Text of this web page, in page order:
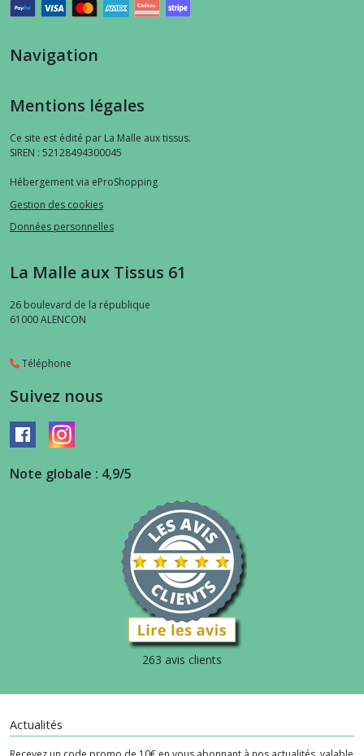
Navigation
Mentions légales
Ce site est édité par La Malle aux tissus.
SIREN : 52128494300045
Hébergement via eProShopping
Gestion des cookies
Données personnelles
La Malle aux Tissus 61
26 boulevard de la république
61000ALENCON
Téléphone
Suivez nous
Note globale : 4,9/5
263 avis clients
Actualités